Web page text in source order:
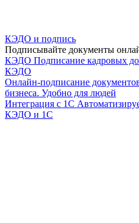
КЭДО и подпись
Подписывайте документы
КЭДО Подписание кадровых
КЭДО
Онлайн-подписание
бизнеса. Удобно для людей
Интеграция с 1С
КЭДО и 1С